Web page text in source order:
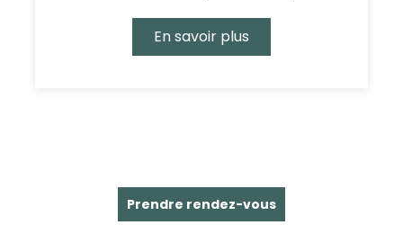
En savoir plus
Prendre rendez-vous